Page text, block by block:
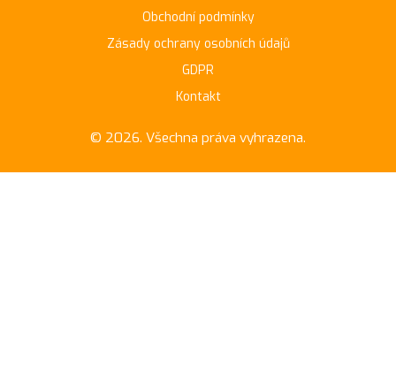
Obchodní podmínky
Zásady ochrany osobních údajů
GDPR
Kontakt
© 2026. Všechna práva vyhrazena.